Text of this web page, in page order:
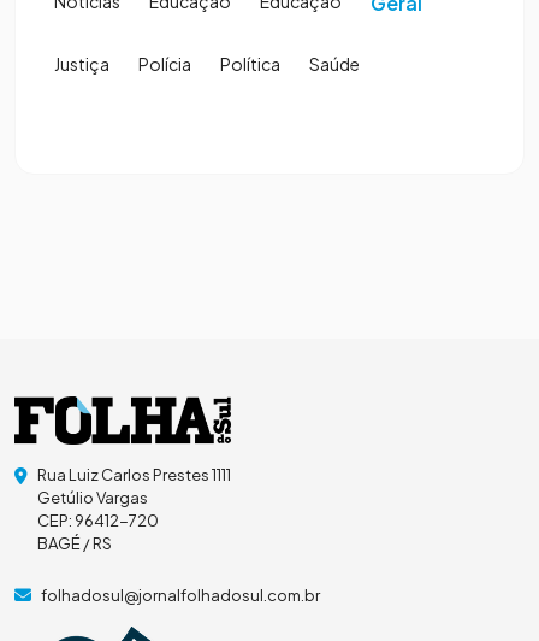
Justiça Polícia Política Saúde
Rua Luiz Carlos Prestes 1111
Getúlio Vargas
CEP: 96412-720
BAGÉ / RS
folhadosul@jornalfolhadosul.com.br